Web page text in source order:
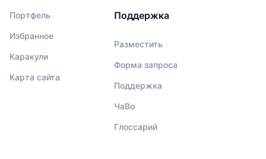
Портфель
Избранное
Каракули
Карта сайта
Поддержка
Разместить
Форма запроса
Поддержка
ЧаВо
Глоссарий